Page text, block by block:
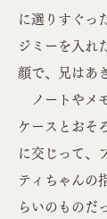
に選りすぐっ
ジミーを入れ
顔で、兄はあ
ノートやメ
ケースとおそ
に交じって、
ティちゃんの
らいのものだ